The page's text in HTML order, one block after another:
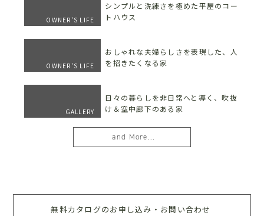
OWNER'S LIFE
シンプルと洗練さを極めた平屋のコー
トハウス
OWNER'S LIFE
おしゃれな夫婦らしさを表現した、人
を招きたくなる家
GALLERY
日々の暮らしを非日常へと導く、吹抜
け＆空中廊下のある家
and More...
無料カタログのお申し込み・お問い合わせ